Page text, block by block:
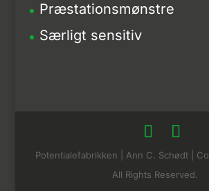
Præstationsmønstre
Særligt sensitiv
Potentialefabrikken | Ann C. Schødt |
All Rights Reserved.